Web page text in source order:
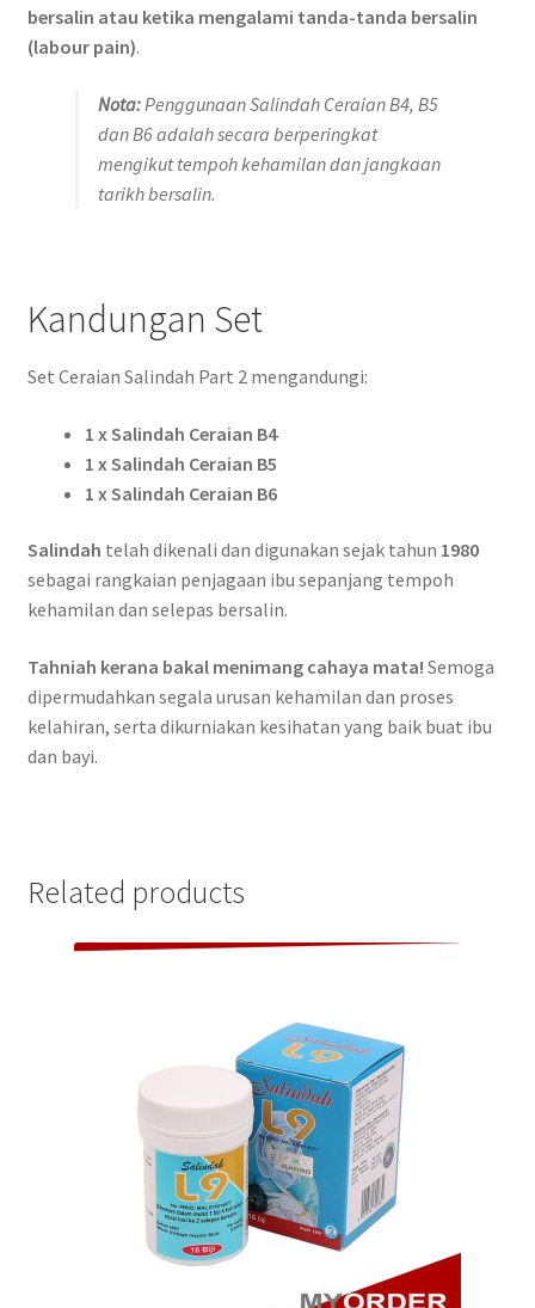
bersalin atau ketika mengalami tanda-tanda bersalin
(labour pain).
Nota:Penggunaan Salindah Ceraian B4, B5
dan B6 adalah secara berperingkat
mengikut tempoh kehamilan dan jangkaan
tarikh bersalin.
Kandungan Set
Set Ceraian Salindah Part 2 mengandungi:
1 x Salindah Ceraian B4
1 x Salindah Ceraian B5
1 x Salindah Ceraian B6
Salindah telah dikenali dan digunakan sejak tahun 1980
sebagai rangkaian penjagaan ibu sepanjang tempoh
kehamilan dan selepas bersalin.
Tahniah kerana bakal menimang cahaya mata! Semoga
dipermudahkan segala urusan kehamilan dan proses
kelahiran, serta dikurniakan kesihatan yang baik buat ibu
dan bayi.
Related products